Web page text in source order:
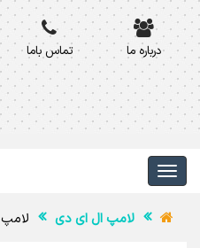
درباره ما تماس باما
لامپ ال ای دی لامپ LED حباب دار افراتاب 3